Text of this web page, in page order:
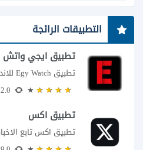
التطبيقات الرائجة
تطبيق ايجي واتش
تطبيق Egy Watch للاندرويد
تطبيق اكس